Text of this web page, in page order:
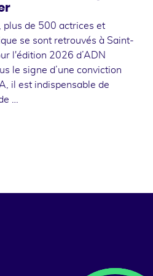
plus de 500 actrices et
se sont retrouvés à Saint-
l'édition 2026 d’ADN
le signe d’une conviction
il est indispensable de
…